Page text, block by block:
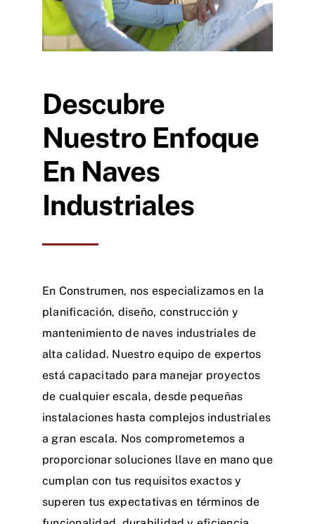
Descubre
Nuestro Enfoque
En Naves
Industriales
En Construmen, nos especializamos en la
planificación, diseño, construcción y
mantenimiento de naves industriales de
alta calidad. Nuestro equipo de expertos
está capacitado para manejar proyectos
de cualquier escala, desde pequeñas
instalaciones hasta complejos industriales
a gran escala. Nos comprometemos a
proporcionar soluciones llave en mano que
cumplan con tus requisitos exactos y
superen tus expectativas en términos de